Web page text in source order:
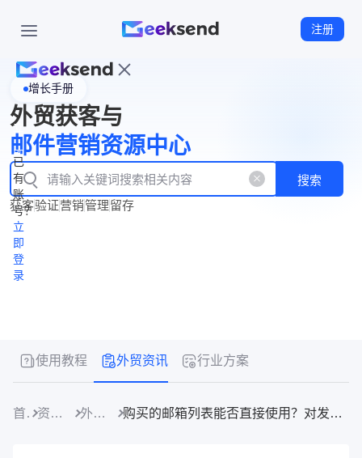
注册
页
WhatsApp
企业号
New
产
品
功
能
产
品
价
格
资
源
中
心
立
即
注
册
已
有
账
号？
立
即
登
录
增长手册
外贸获客与
邮件营销资源中心
搜索
获客验证营销管理留存
使用教程 外贸资讯 行业方案
首页 资源中心 外贸资讯 购买的邮箱列表能否直接使用？对发件账号有何影响？